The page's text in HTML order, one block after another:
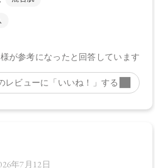
水酸化Al、マイカ、酸化チタン、
酸化鉄